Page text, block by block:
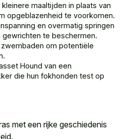
maaltijden in plaats van
opgeblazenheid te voorkomen.
en overmatig springen
gewrichten te beschermen.
om potentiële
Hound van een
die hun fokhonden test op
met een rijke geschiedenis